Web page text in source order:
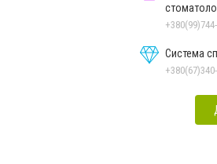
Система